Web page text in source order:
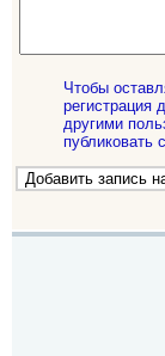
Чтобы
регистрация
другими
публиковать